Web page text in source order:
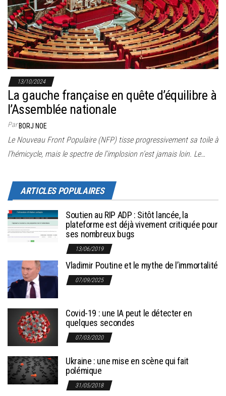
l
a
n
a
v
g
i
13/10/2024
La gauche française en quête d’équilibre à
l’Assemblée nationale
ParBORJ NOE
Le Nouveau Front Populaire (NFP) tisse progressivement sa toile à
l’hémicycle, mais le spectre de l’implosion n’est jamais loin. Le…
ARTICLES POPULAIRES
Soutien au RIP ADP : Sitôt lancée, la
plateforme est déjà vivement critiquée pour
ses nombreux bugs
13/06/2019
Vladimir Poutine et le mythe de l’immortalité
07/09/2025
Covid-19 : une IA peut le détecter en
quelques secondes
07/03/2020
Ukraine : une mise en scène qui fait
polémique
31/05/2018